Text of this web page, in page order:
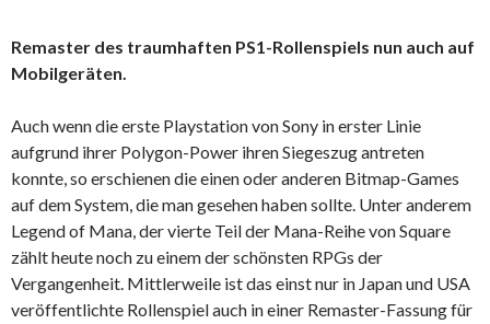
Remaster des traumhaften PS1-Rollenspiels nun auch auf
Mobilgeräten.
Auch wenn die erste Playstation von Sony in erster Linie
aufgrund ihrer Polygon-Power ihren Siegeszug antreten
konnte, so erschienen die einen oder anderen Bitmap-Games
auf dem System, die man gesehen haben sollte. Unter anderem
Legend of Mana, der vierte Teil der Mana-Reihe von Square
zählt heute noch zu einem der schönsten RPGs der
Vergangenheit. Mittlerweile ist das einst nur in Japan und USA
veröffentlichte Rollenspiel auch in einer Remaster-Fassung für